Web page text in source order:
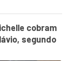
cobram
segundo